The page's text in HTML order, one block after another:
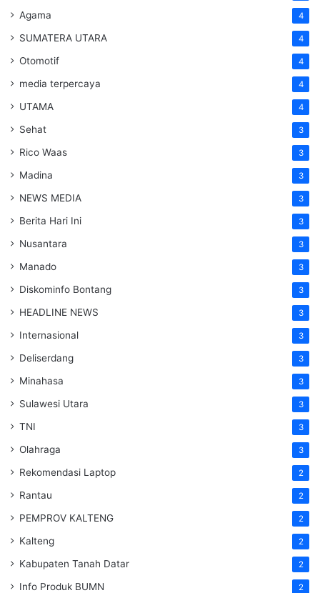
Agama 4
SUMATERA UTARA 4
Otomotif 4
media terpercaya 4
UTAMA 4
Sehat 3
Rico Waas 3
Madina 3
NEWS MEDIA 3
Berita Hari Ini 3
Nusantara 3
Manado 3
Diskominfo Bontang 3
HEADLINE NEWS 3
Internasional 3
Deliserdang 3
Minahasa 3
Sulawesi Utara 3
TNI 3
Olahraga 3
Rekomendasi Laptop 2
Rantau 2
PEMPROV KALTENG 2
Kalteng 2
Kabupaten Tanah Datar 2
Info Produk BUMN 2